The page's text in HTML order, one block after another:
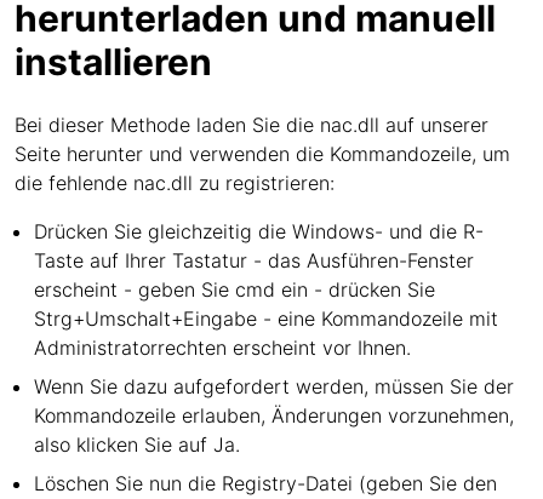
herunterladen und manuell
installieren
Bei dieser Methode laden Sie die nac.dll auf unserer
Seite herunter und verwenden die Kommandozeile, um
die fehlende nac.dll zu registrieren:
Drücken Sie gleichzeitig die Windows- und die R-
Taste auf Ihrer Tastatur - das Ausführen-Fenster
erscheint - geben Sie cmd ein - drücken Sie
Strg+Umschalt+Eingabe - eine Kommandozeile mit
Administratorrechten erscheint vor Ihnen.
Wenn Sie dazu aufgefordert werden, müssen Sie der
Kommandozeile erlauben, Änderungen vorzunehmen,
also klicken Sie auf Ja.
Löschen Sie nun die Registry-Datei (geben Sie den